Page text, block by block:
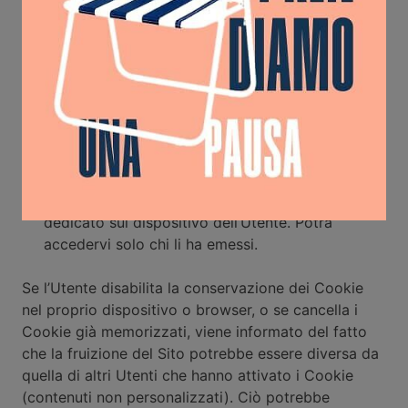
di Misurazione e Performance, cookie di
Targeting e Pubblicitari) attraverso il banner
informativo o visitando il link relativo alle
impostazioni dei Cookie. Qualsiasi disattivazione
implica il rifiuto dell’installazione del rispettivo
Cookie.
se l’utente attiva la conservazione dei Cookie sul
proprio dispositivo, i Cookie integrati nelle
pagine e nei contenuti consultati possono essere
dedicato sul dispositivo dell’Utente. Potrà
accedervi solo chi li ha emessi.
Se l’Utente disabilita la conservazione dei Cookie
nel proprio dispositivo o browser, o se cancella i
Cookie già memorizzati, viene informato del fatto
che la fruizione del Sito potrebbe essere diversa da
quella di altri Utenti che hanno attivato i Cookie
(contenuti non personalizzati). Ciò potrebbe